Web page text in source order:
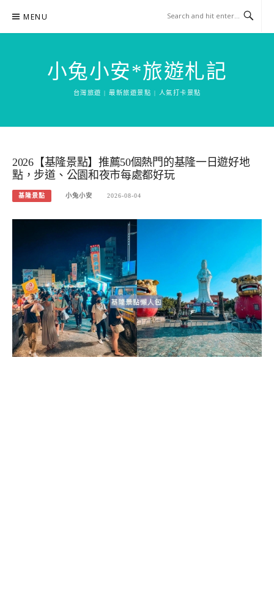
content
MENU
小兔小安*旅遊札記
台灣旅遊 | 最新旅遊景點 | 人氣打卡景點
2026【基隆景點】推薦50個熱門的基隆一日遊好地
點，步道、公園和夜市每處都好玩
基隆景點 小兔小安 2026-08-04